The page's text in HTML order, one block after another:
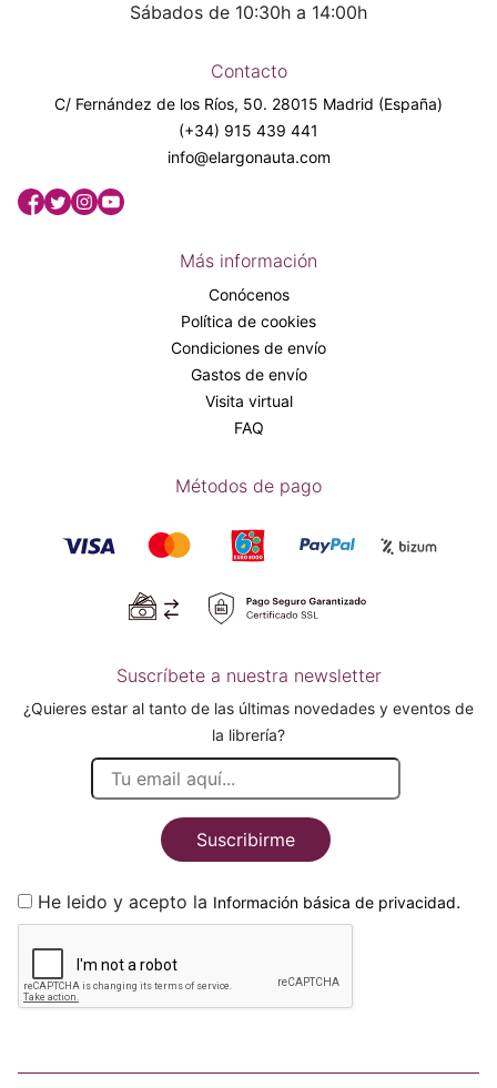
Sábados de 10:30h a 14:00h
Contacto
C/ Fernández de los Ríos, 50. 28015 Madrid (España)
(+34) 915 439 441
info@elargonauta.com
Más información
Conócenos
Política de cookies
Condiciones de envío
Gastos de envío
Visita virtual
FAQ
Métodos de pago
Suscríbete a nuestra newsletter
¿Quieres estar al tanto de las últimas novedades y eventos de
la librería?
Suscribirme
He leido y acepto la Información básica de privacidad.